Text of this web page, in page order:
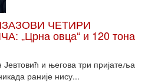
ЧЕТИРИ
„Црна овца“ и 120 тона
и његова три пријатеља
раније нису...